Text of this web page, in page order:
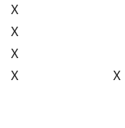
X
X
X
X X